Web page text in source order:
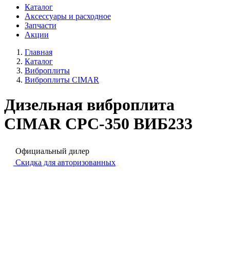
Каталог
Аксессуары и расходное
Запчасти
Акции
Главная
Каталог
Виброплиты
Виброплиты CIMAR
Дизельная виброплита
CIMAR CPC-350 ВИБ233
Официальный дилер
Скидка для авторизованных